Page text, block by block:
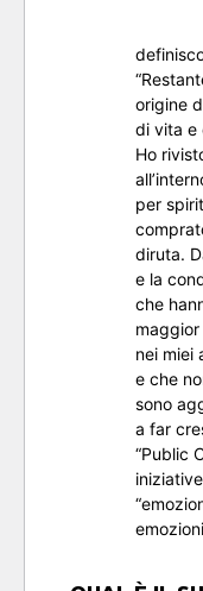
origine
di vita e
Ho
per
diruta.
e la
che
nei miei
e che
sono
a far
“Public